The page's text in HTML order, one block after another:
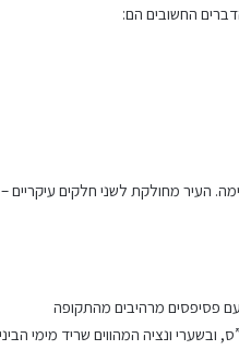
החשובים הם:
העיר מחולקת לשני חלקים עיקריים –
פסיפסים מרהיבים מהתקופה